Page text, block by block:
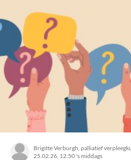
Brigitte Verburgh, palliatief
25.02.26, 12:50 's middags